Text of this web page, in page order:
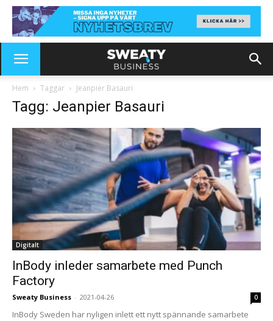
Hem Taggar Jeanpier Basauri
Tagg: Jeanpier Basauri
Digitalt
InBody inleder samarbete med Punch
Factory
Sweaty Business - 2021-04-26 0
InBody Sweden har nyligen inlett ett nytt spännande samarbete